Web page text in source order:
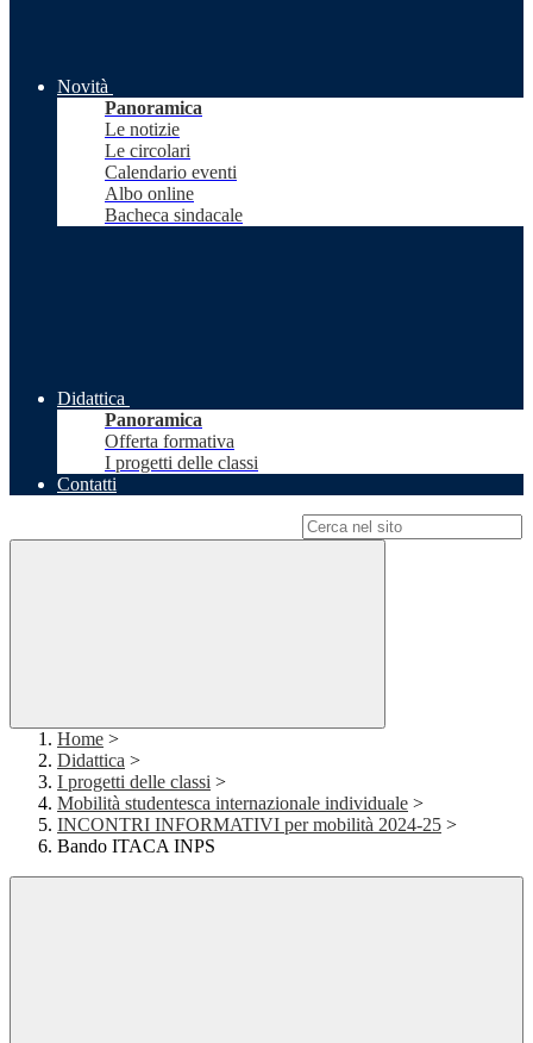
Novità
Panoramica
Le notizie
Le circolari
Calendario eventi
Albo online
Bacheca sindacale
Didattica
Panoramica
Offerta formativa
I progetti delle classi
Contatti
Home >
Didattica >
I progetti delle classi >
Mobilità studentesca internazionale individuale >
INCONTRI INFORMATIVI per mobilità 2024-25 >
Bando ITACA INPS